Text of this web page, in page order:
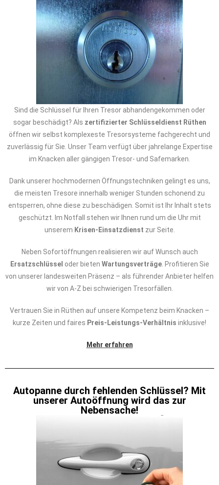
Sind die Schlüssel für Ihren Tresor abhandengekommen oder
sogar beschädigt? Als zertifizierter Schlüsseldienst Rüthen
öffnen wir selbst komplexeste Tresorsysteme fachgerecht und
zuverlässig für Sie. Unser Team verfügt über jahrelange Expertise
im Knacken aller gängigen Tresor- und Safemarken.
Dank unserer hochmodernen Öffnungstechniken gelingt es uns,
die meisten Tresore innerhalb weniger Stunden schonend zu
entsperren, ohne diese zu beschädigen. Somit ist Ihr Inhalt stets
geschützt. Im Notfall stehen wir Ihnen rund um die Uhr mit
unserem Krisen-Einsatzdienst zur Seite.
Neben Sofortöffnungen realisieren wir auf Wunsch auch
Ersatzschlüssel oder bieten Wartungsverträge. Profitieren Sie
von unserer landesweiten Präsenz – als führender Anbieter helfen
wir von A-Z bei schwierigen Tresorfällen.
Vertrauen Sie in Rüthen auf unsere Kompetenz beim Knacken –
kurze Zeiten und faires Preis-Leistungs-Verhältnis inklusive!
Mehr erfahren
Autopanne durch fehlenden Schlüssel? Mit
unserer Autoöffnung wird das zur
Nebensache!